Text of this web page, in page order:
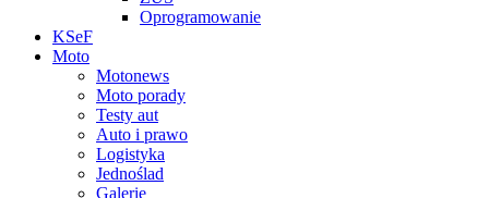
Oprogramowanie
KSeF
Moto
Motonews
Moto porady
Testy aut
Auto i prawo
Logistyka
Jednoślad
Galerie